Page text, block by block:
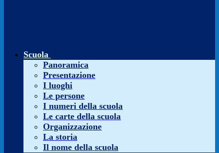
Scuola
Panoramica
Presentazione
I luoghi
Le persone
I numeri della scuola
Le carte della scuola
Organizzazione
La storia
Il nome della scuola